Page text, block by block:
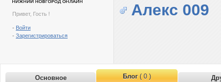
Привет, Гость !
- Войти
- Зарегистрироваться
Алекс 009
Основное Блог( 0 )